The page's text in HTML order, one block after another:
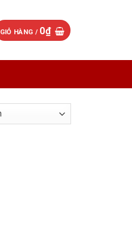
GIỎ HÀNG / 0₫